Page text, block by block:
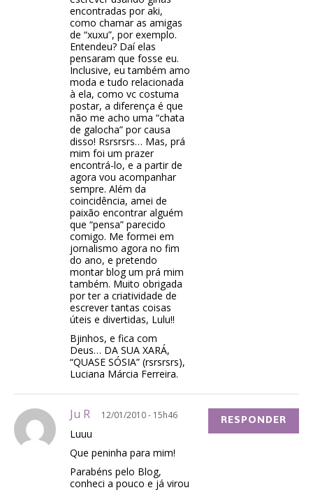
encontradas por aki,
como chamar as amigas
de “xuxu”, por exemplo.
Entendeu? Daí elas
pensaram que fosse eu.
Inclusive, eu também amo
moda e tudo relacionada
à ela, como vc costuma
postar, a diferença é que
não me acho uma “chata
de galocha” por causa
disso! Rsrsrsrs… Mas, prá
mim foi um prazer
encontrá-lo, e a partir de
agora vou acompanhar
sempre. Além da
coincidência, amei de
paixão encontrar alguém
que “pensa” parecido
comigo. Me formei em
jornalismo agora no fim
do ano, e pretendo
montar blog um prá mim
também. Muito obrigada
por ter a criatividade de
escrever tantas coisas
úteis e divertidas, Lulu!!
Bjinhos, e fica com
Deus… DA SUA XARÁ,
“QUASE SÓSIA” (rsrsrsrs),
Luciana Márcia Ferreira.
Ju R 12/01/2010 - 15h46
Luuu
Que peninha para mim!
Parabéns pelo Blog,
conheci a pouco e já virou
RESPONDER